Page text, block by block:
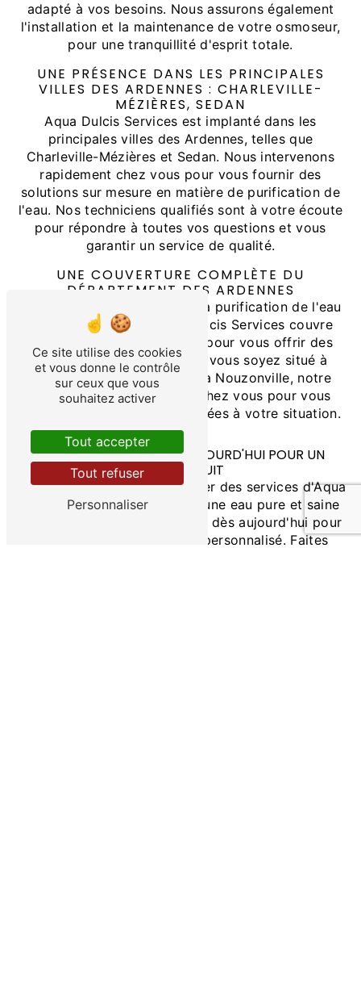
adapté à vos besoins. Nous assurons également
l'installation et la maintenance de votre osmoseur,
pour une tranquillité d'esprit totale.
UNE PRÉSENCE DANS LES PRINCIPALES
VILLES DES ARDENNES : CHARLEVILLE-
MÉZIÈRES, SEDAN
Aqua Dulcis Services est implanté dans les
principales villes des Ardennes, telles que
Charleville-Mézières et Sedan. Nous intervenons
rapidement chez vous pour vous fournir des
solutions sur mesure en matière de purification de
l'eau. Nos techniciens qualifiés sont à votre écoute
pour répondre à toutes vos questions et vous
garantir un service de qualité.
UNE COUVERTURE COMPLÈTE DU
DÉPARTEMENT DES ARDENNES
En tant qu'acteur majeur de la purification de l'eau
dans les Ardennes, Aqua Dulcis Services couvre
l'ensemble du département pour vous offrir des
prestations de qualité. Que vous soyez situé à
Rethel, Vouziers ou encore à Nouzonville, notre
équipe se déplace jusqu'à chez vous pour vous
proposer des solutions adaptées à votre situation.
CONTACTEZ-NOUS DÈS AUJOURD'HUI POUR UN
DEVIS GRATUIT
N'attendez plus pour bénéficier des services d'Aqua
Dulcis Services et profiter d'une eau pure et saine
au quotidien. Contactez-nous dès aujourd'hui pour
obtenir un devis gratuit et personnalisé. Faites
Ce site utilise des cookies
et vous donne le contrôle
sur ceux que vous
souhaitez activer
Tout accepter
Tout refuser
Personnaliser